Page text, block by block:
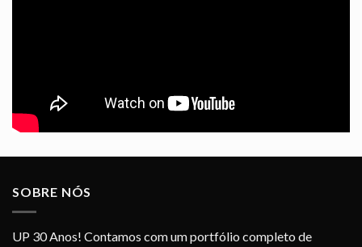
SOBRE NÓS
UP 30 Anos! Contamos com um portfólio completo de